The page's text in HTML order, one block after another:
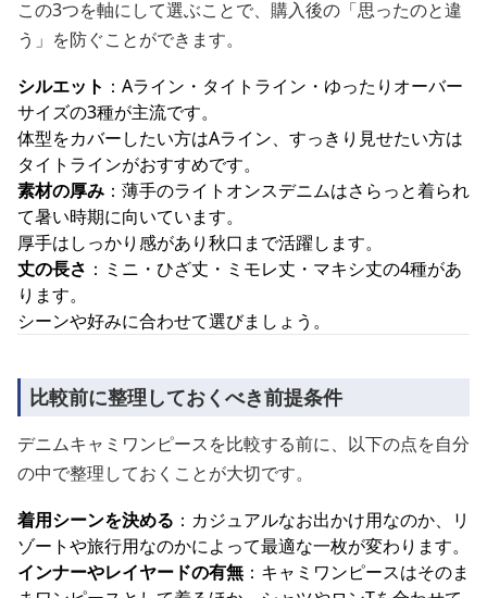
この3つを軸にして選ぶことで、購入後の「思ったのと違
う」を防ぐことができます。
シルエット ：Aライン・タイトライン・ゆったりオーバー
サイズの3種が主流です。
体型をカバーしたい方はAライン、すっきり見せたい方は
タイトラインがおすすめです。
素材の厚み ：薄手のライトオンスデニムはさらっと着られ
て暑い時期に向いています。
厚手はしっかり感があり秋口まで活躍します。
丈の長さ ：ミニ・ひざ丈・ミモレ丈・マキシ丈の4種があ
ります。
シーンや好みに合わせて選びましょう。
比較前に整理しておくべき前提条件
デニムキャミワンピースを比較する前に、以下の点を自分
の中で整理しておくことが大切です。
着用シーンを決める ：カジュアルなお出かけ用なのか、リ
ゾートや旅行用なのかによって最適な一枚が変わります。
インナーやレイヤードの有無 ：キャミワンピースはそのま